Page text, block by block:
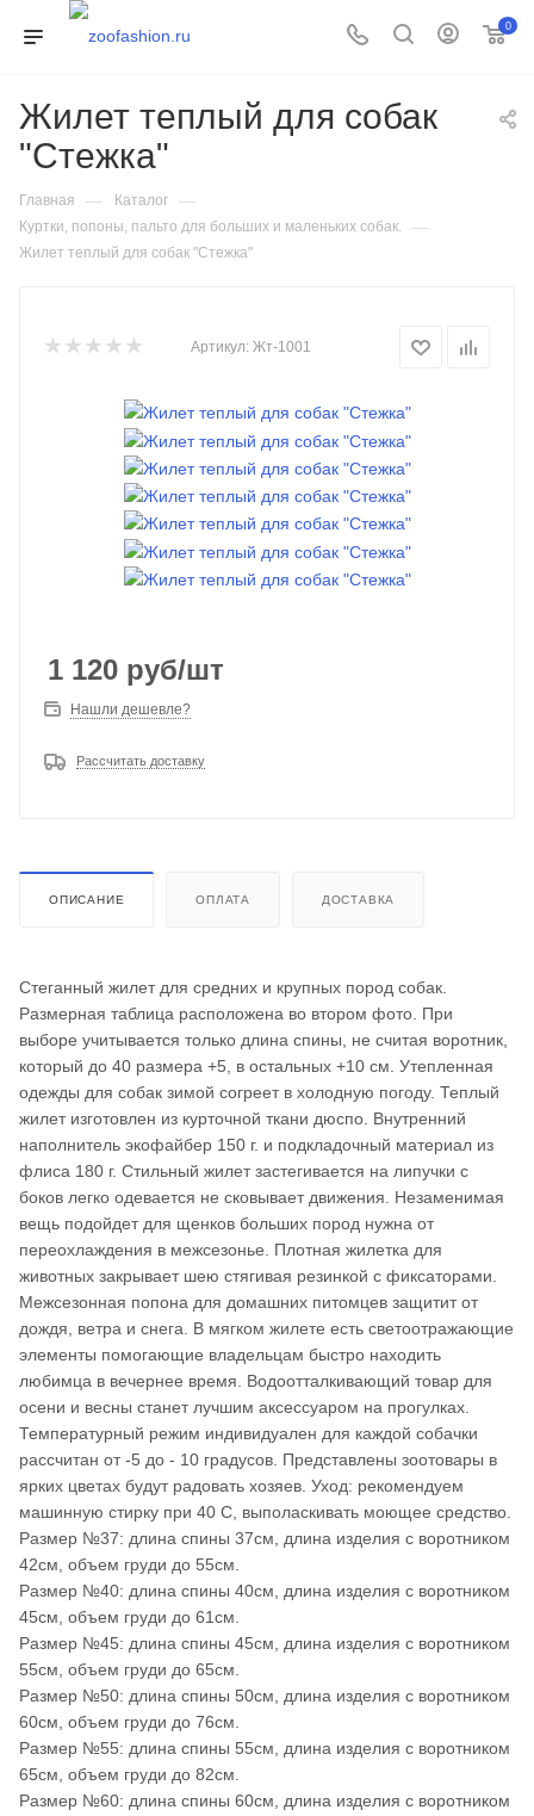
0
Жилет теплый для собак
"Стежка"
Главная — Каталог —
Куртки, попоны, пальто для больших и маленьких собак. —
Жилет теплый для собак "Стежка"
Артикул: Жт-1001
1 120 руб/шт
Нашли дешевле?
Рассчитать доставку
ОПИСАНИЕ ОПЛАТА ДОСТАВКА
Стеганный жилет для средних и крупных пород собак.
Размерная таблица расположена во втором фото. При
выборе учитывается только длина спины, не считая воротник,
который до 40 размера +5, в остальных +10 см. Утепленная
одежды для собак зимой согреет в холодную погоду. Теплый
жилет изготовлен из курточной ткани дюспо. Внутренний
наполнитель экофайбер 150 г. и подкладочный материал из
флиса 180 г. Стильный жилет застегивается на липучки с
боков легко одевается не сковывает движения. Незаменимая
вещь подойдет для щенков больших пород нужна от
переохлаждения в межсезонье. Плотная жилетка для
животных закрывает шею стягивая резинкой с фиксаторами.
Межсезонная попона для домашних питомцев защитит от
дождя, ветра и снега. В мягком жилете есть светоотражающие
элементы помогающие владельцам быстро находить
любимца в вечернее время. Водоотталкивающий товар для
осени и весны станет лучшим аксессуаром на прогулках.
Температурный режим индивидуален для каждой собачки
рассчитан от -5 до - 10 градусов. Представлены зоотовары в
ярких цветах будут радовать хозяев. Уход: рекомендуем
машинную стирку при 40 С, выполаскивать моющее средство.
Размер №37: длина спины 37см, длина изделия с воротником
42см, объем груди до 55см.
Размер №40: длина спины 40см, длина изделия с воротником
45см, объем груди до 61см.
Размер №45: длина спины 45см, длина изделия с воротником
55см, объем груди до 65см.
Размер №50: длина спины 50см, длина изделия с воротником
60см, объем груди до 76см.
Размер №55: длина спины 55см, длина изделия с воротником
65см, объем груди до 82см.
Размер №60: длина спины 60см, длина изделия с воротником